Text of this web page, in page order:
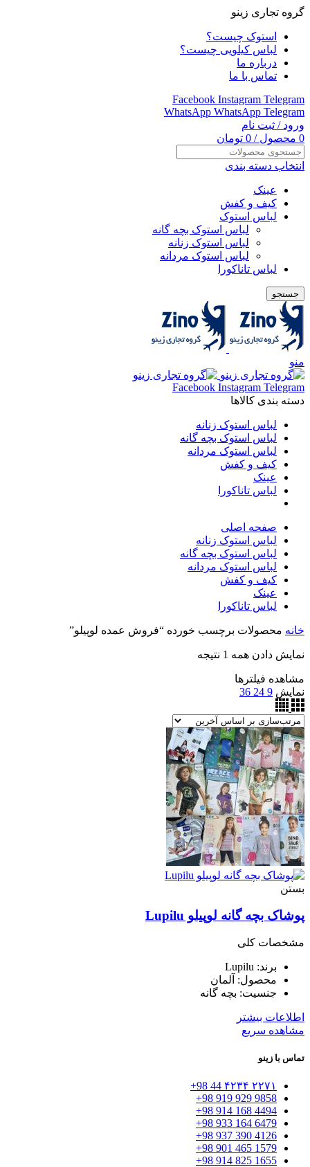
گروه تجاری زینو
استوک چیست؟
لباس کیلویی چیست؟
درباره ما
تماس با ما
Facebook Instagram Telegram
WhatsApp WhatsApp Telegram
ورود / ثبت نام
0 محصول /
0 تومان
انتخاب دسته بندی
عینک
کیف و کفش
لباس استوک
لباس استوک بچه گانه
لباس استوک زنانه
لباس استوک مردانه
لباس تاناکورا
جستجو
منو
Facebook Instagram Telegram
دسته بندی کالاها
لباس استوک زنانه
لباس استوک بچه گانه
لباس استوک مردانه
کیف و کفش
عینک
لباس تاناکورا
صفحه اصلی
لباس استوک زنانه
لباس استوک بچه گانه
لباس استوک مردانه
کیف و کفش
عینک
لباس تاناکورا
خانه محصولات برچسب خورده “فروش عمده لوپیلو”
نمایش دادن همه 1 نتیجه
مشاهده فیلترها
نمایش 9
24
36
بستن
پوشاک بچه گانه لوپیلو Lupilu
مشخصات کلی
برند: Lupilu
محصول: آلمان
جنسیت: بچه گانه
اطلاعات بیشتر
مشاهده سریع
تماس با زینو
۲۲۷۱ ۴۲۳۴ 44 98+
9858 929 919 98+
4494 168 914 98+
6479 164 933 98+
4126 390 937 98+
1579 465 901 98+
1655 825 914 98+